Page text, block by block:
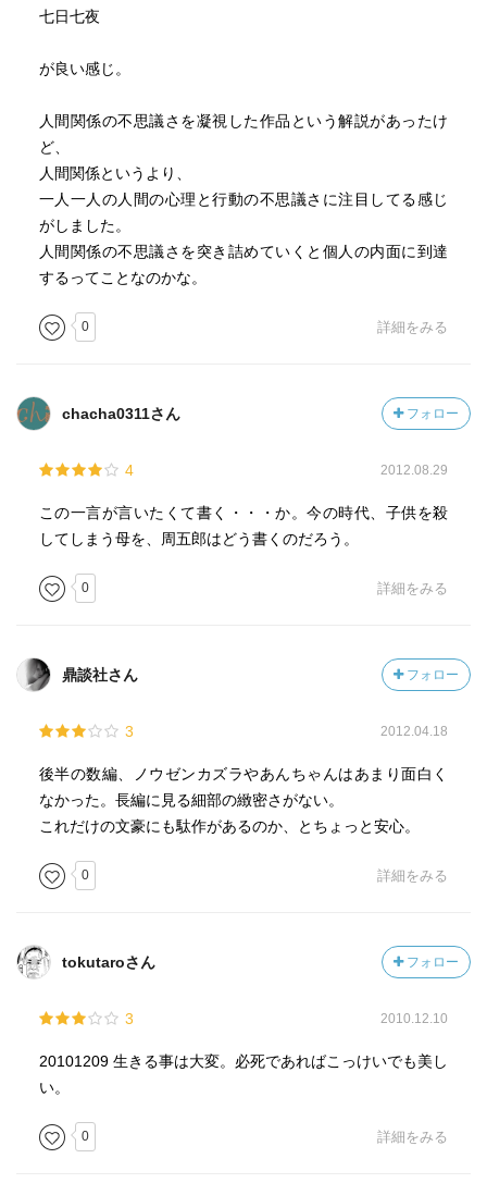
七日七夜
が良い感じ。
人間関係の不思議さを凝視した作品という解説があったけ
ど、
人間関係というより、
一人一人の人間の心理と行動の不思議さに注目してる感じ
がしました。
人間関係の不思議さを突き詰めていくと個人の内面に到達
するってことなのかな。
0 詳細をみる
chacha0311さん フォロー
4 2012.08.29
この一言が言いたくて書く・・・か。今の時代、子供を殺
してしまう母を、周五郎はどう書くのだろう。
0 詳細をみる
鼎談社さん フォロー
3 2012.04.18
後半の数編、ノウゼンカズラやあんちゃんはあまり面白く
なかった。長編に見る細部の緻密さがない。
これだけの文豪にも駄作があるのか、とちょっと安心。
0 詳細をみる
tokutaroさん フォロー
3 2010.12.10
20101209 生きる事は大変。必死であればこっけいでも美し
い。
0 詳細をみる